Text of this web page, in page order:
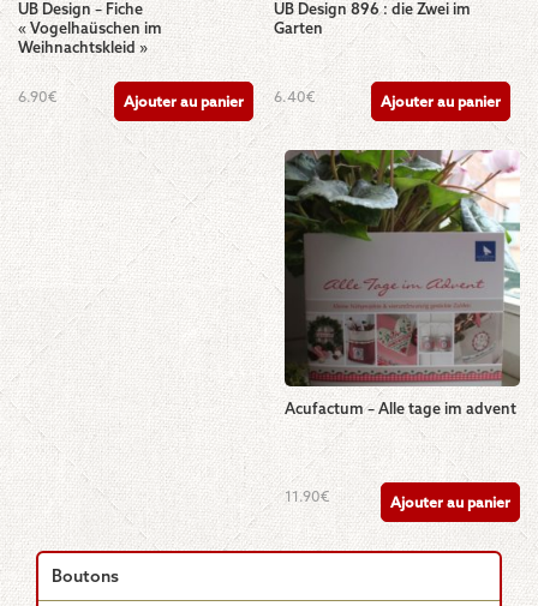
UB Design – Fiche
« Vogelhaüschen im
Weihnachtskleid »
6.90€ Ajouter au panier
UB Design 896 : die Zwei im
Garten
6.40€ Ajouter au panier
Acufactum – Alle tage im advent
11.90€ Ajouter au panier
Boutons